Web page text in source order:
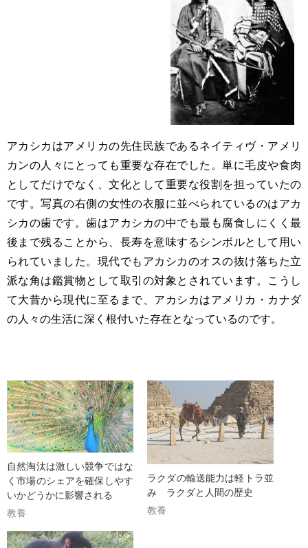
アカシカはアメリカの先住民族であるネイティヴ・アメリ
カンの人々にとっても重要な存在でした。単に毛皮や食肉
としてだけでなく、文化として重要な役割を担っていたの
です。写真の右側の女性の衣服に並べられているのはアカ
シカの歯です。歯はアカシカの中でも最も腐食しにくく最
後まで残ることから、長寿を意味するシンボルとして用い
られていました。現代でもアカシカのオスの抜け落ちた立
派な角は鑑賞物として取引の対象とされています。こうし
て大昔から現代に至るまで、アカシカはアメリカ・カナダ
の人々の生活に深く根付いた存在となっているのです。
自然淘汰は激しい競争ではな
く市場のシェアを確保しやす
いかどうかに影響される
教養
ラクダの輸送能力は軽トラ並
み ラクダと人間の歴史
教養